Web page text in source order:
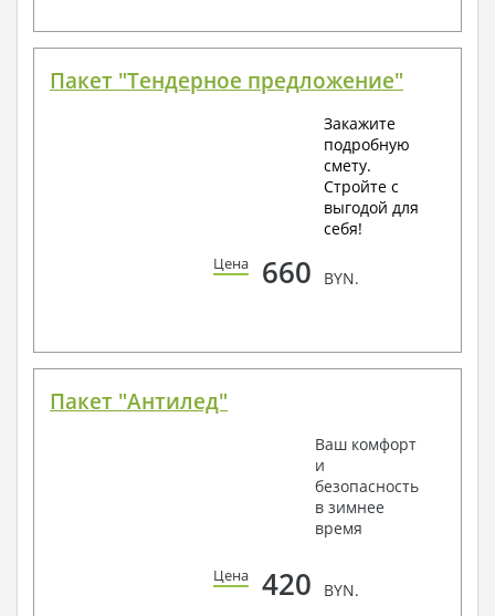
Пакет "Тендерное предложение"
Закажите
подробную
смету.
Стройте с
выгодой для
себя!
Цена 660 BYN.
Пакет "Антилед"
Ваш комфорт
и
безопасность
в зимнее
время
Цена 420 BYN.